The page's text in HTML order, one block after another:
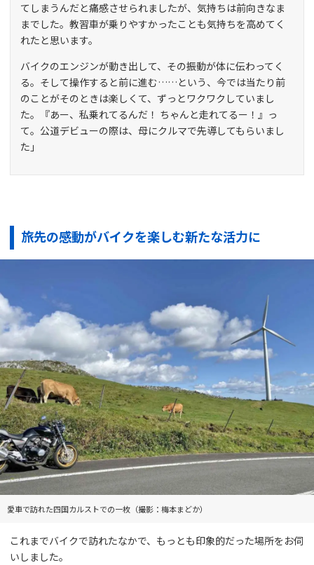
てしまうんだと痛感させられましたが、気持ちは前向きなま
までした。教習車が乗りやすかったことも気持ちを高めてく
れたと思います。
バイクのエンジンが動き出して、その振動が体に伝わってく
る。そして操作すると前に進む……という、今では当たり前
のことがそのときは楽しくて、ずっとワクワクしていまし
た。『あー、私乗れてるんだ！ ちゃんと走れてるー！』っ
て。公道デビューの際は、母にクルマで先導してもらいまし
た」
旅先の感動がバイクを楽しむ新たな活力に
愛車で訪れた四国カルストでの一枚（撮影：梅本まどか）
これまでバイクで訪れたなかで、もっとも印象的だった場所をお伺
いしました。